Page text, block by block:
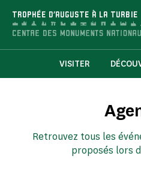
TROPHÉE D'AUGUSTE À LA TURBIE
VISITER
Retrouvez tous les
proposés lors